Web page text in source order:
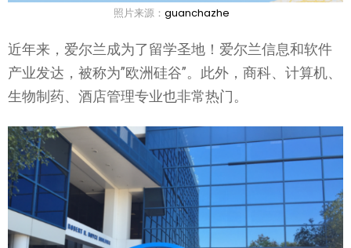
照片来源： guanchazhe
近年来，爱尔兰成为了留学圣地！爱尔兰信息和软件
产业发达，被称为”欧洲硅谷”。此外，商科、计算机、
生物制药、酒店管理专业也非常热门。